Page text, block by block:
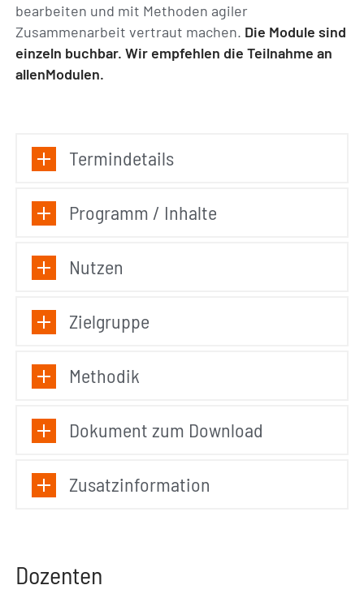
bearbeiten und mit Methoden agiler
Zusammenarbeit vertraut machen. Die Module sind
einzeln buchbar. Wir empfehlen die Teilnahme an
allenModulen.
Termindetails
Programm / Inhalte
Nutzen
Zielgruppe
Methodik
Dokument zum Download
Zusatzinformation
Dozenten